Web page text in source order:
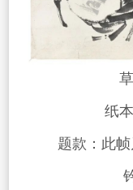
草
纸本
题款：此帧乃
钤